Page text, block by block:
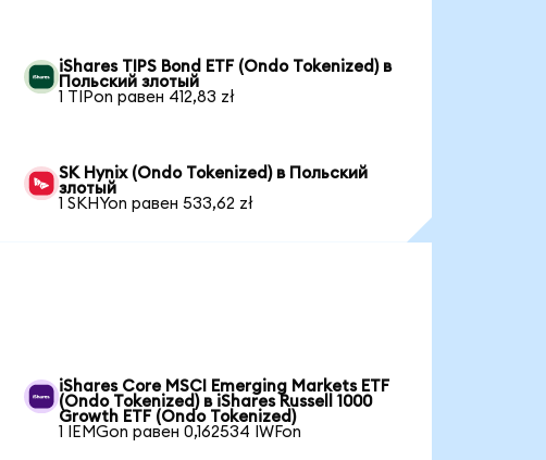
iShares TIPS Bond ETF (Ondo Tokenized) в
Польский злотый
1 TIPon равен 412,83 zł
SK Hynix (Ondo Tokenized) в Польский
злотый
1 SKHYon равен 533,62 zł
iShares Core MSCI Emerging Markets ETF
(Ondo Tokenized) в iShares Russell 1000
Growth ETF (Ondo Tokenized)
1 IEMGon равен 0,162534 IWFon